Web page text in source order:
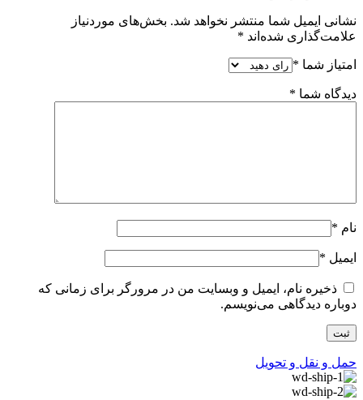
نشانی ایمیل شما منتشر نخواهد شد. بخش‌های موردنیاز
علامت‌گذاری شده‌اند *
امتیاز شما *
دیدگاه شما *
نام *
ایمیل *
ذخیره نام، ایمیل و وبسایت من در مرورگر برای زمانی که
دوباره دیدگاهی می‌نویسم.
حمل و نقل و تحویل